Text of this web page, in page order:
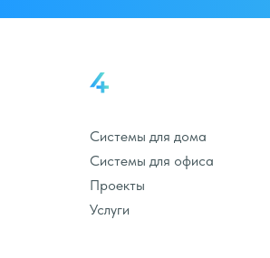
Услуги
Проекты
Системы для офиса
Системы для дома